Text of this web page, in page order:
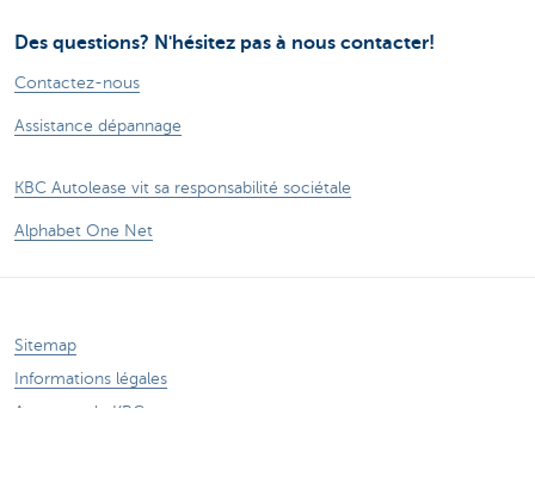
Des questions? N'hésitez pas à nous contacter!
Contactez-nous
Assistance dépannage
KBC Autolease vit sa responsabilité sociétale
Alphabet One Net
Sitemap
Informations légales
A propos de KBC